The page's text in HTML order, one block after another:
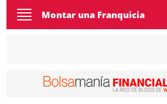
Toggle
navigation
Montar una Franquicia